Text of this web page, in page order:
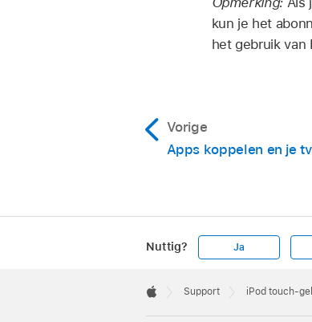
kun je het
het gebruik van
Vorige
Apps koppelen en je
Nuttig? Ja
Footer

Support iPod touch-